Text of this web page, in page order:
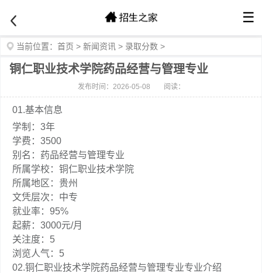
☰
当前位置： 首页 > 新闻资讯 > 录取分数 >
铜仁职业技术学院药品经营与管理专业
发布时间：2026-05-08 阅读：
01.基本信息
学制：3年
学费：3500
别名：药品经营与管理专业
所属学校：铜仁职业技术学院
所属地区：贵州
文凭层次：中专
就业率：95%
起薪：3000元/月
关注度：5
浏览人气：5
02.铜仁职业技术学院药品经营与管理专业专业介绍